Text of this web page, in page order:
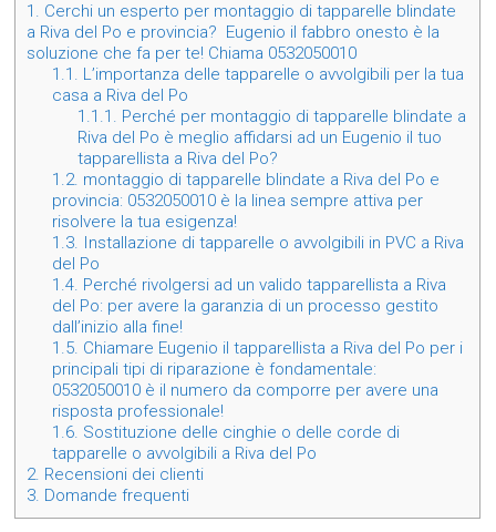
1. Cerchi un esperto per montaggio di tapparelle blindate
a Riva del Po e provincia? Eugenio il fabbro onesto è la
soluzione che fa per te! Chiama 0532050010
1.1. L’importanza delle tapparelle o avvolgibili per la tua
casa a Riva del Po
1.1.1. Perché per montaggio di tapparelle blindate a
Riva del Po è meglio affidarsi ad un Eugenio il tuo
tapparellista a Riva del Po?
1.2. montaggio di tapparelle blindate a Riva del Po e
provincia: 0532050010 è la linea sempre attiva per
risolvere la tua esigenza!
1.3. Installazione di tapparelle o avvolgibili in PVC a Riva
del Po
1.4. Perché rivolgersi ad un valido tapparellista a Riva
del Po: per avere la garanzia di un processo gestito
dall’inizio alla fine!
1.5. Chiamare Eugenio il tapparellista a Riva del Po per i
principali tipi di riparazione è fondamentale:
0532050010 è il numero da comporre per avere una
risposta professionale!
1.6. Sostituzione delle cinghie o delle corde di
tapparelle o avvolgibili a Riva del Po
2. Recensioni dei clienti
3. Domande frequenti